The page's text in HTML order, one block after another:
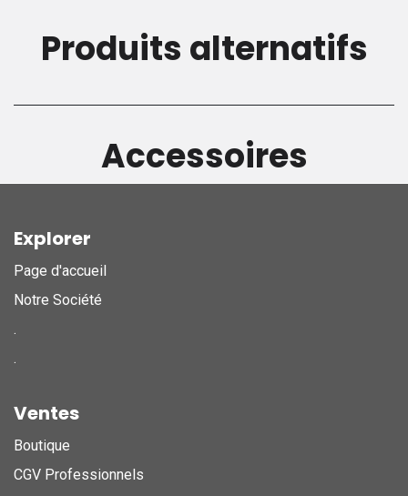
Produits alternatifs
Accessoires
Explorer
Page d'accueil
Notre Société
.
.
Ventes
Boutique
CGV Professionnels